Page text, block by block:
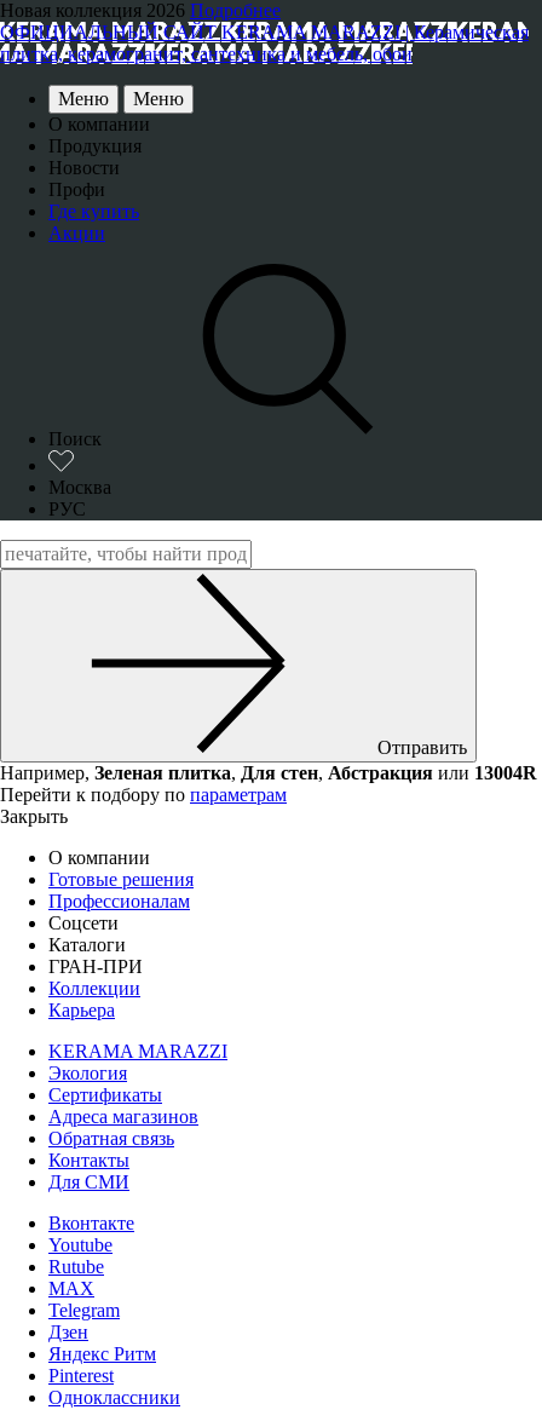
Новая коллекция 2026 Подробнее
ОФИЦИАЛЬНЫЙ САЙТ KERAMA MARAZZI | Керамическая
плитка, керамогранит, сантехника и мебель, обои
Меню
Меню
О компании
Продукция
Новости
Профи
Где купить
Акции
Поиск
Москва
РУС
Отправить
Например, Зеленая плитка, Для стен, Абстракция или 13004R
Перейти к подбору по параметрам
Закрыть
О компании
Готовые решения
Профессионалам
Соцсети
Каталоги
ГРАН-ПРИ
Коллекции
Карьера
KERAMA MARAZZI
Экология
Сертификаты
Адреса магазинов
Обратная связь
Контакты
Для СМИ
Вконтакте
Youtube
Rutube
MAX
Telegram
Дзен
Яндекс Ритм
Pinterest
Одноклассники